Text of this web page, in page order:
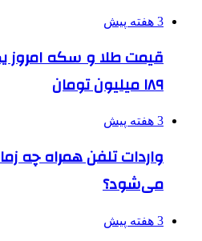
3 هفته پیش
قیمت طلا و سکه امروز
۱۸۹ میلیون تومان
3 هفته پیش
واردات تلفن همراه چه
می‌شود؟
3 هفته پیش